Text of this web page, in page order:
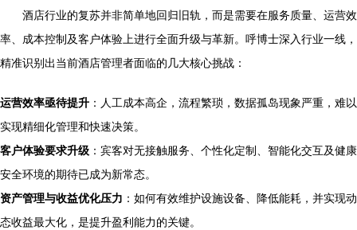
酒店行业的复苏并非简单地回归旧轨，而是需要在服务质量、运营效
率、成本控制及客户体验上进行全面升级与革新。呼博士深入行业一线，
精准识别出当前酒店管理者面临的几大核心挑战：
运营效率亟待提升 ：人工成本高企，流程繁琐，数据孤岛现象严重，难以
实现精细化管理和快速决策。
客户体验要求升级 ：宾客对无接触服务、个性化定制、智能化交互及健康
安全环境的期待已成为新常态。
资产管理与收益优化压力 ：如何有效维护设施设备、降低能耗，并实现动
态收益最大化，是提升盈利能力的关键。